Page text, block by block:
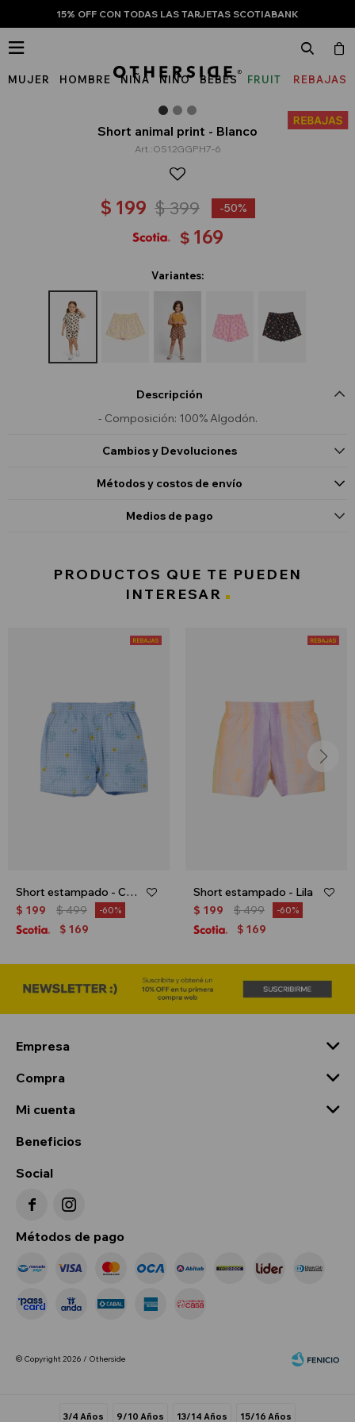
15% OFF CON TODAS LAS TARJETAS SCOTIABANK
MUJER HOMBRE NIÑA NIÑO BEBÉS
FRUIT
THE
REBAJAS

Short animal print - Blanco
OS12GGPH7-6
$ 199 $399 50
$ 169
Variantes:
3/4 Años 9/10 Años 13/14 Años 15/16 Años
Descripción
- Composición: 100% Algodón.
Cambios y Devoluciones
Métodos y costos de envío
Medios de pago
PRODUCTOS QUE TE PUEDEN
INTERESAR
Short estampado - Celeste
$ 199 $499 60
$ 169
Short estampado - Lila
$ 199 $499 60
$ 169
Empresa
Compra
Mi cuenta
Beneficios
Social
 
Métodos de pago
© Copyright 2026 / Otherside